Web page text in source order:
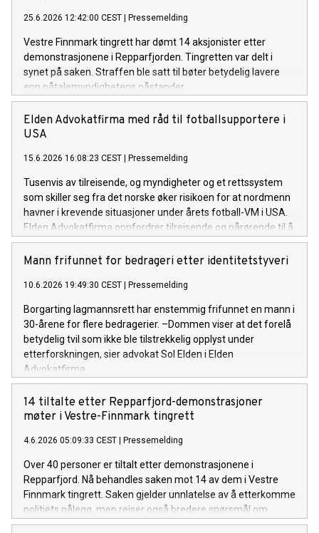
25.6.2026 12:42:00 CEST Pressemelding
Vestre Finnmark tingrett har dømt 14 aksjonister etter
demonstrasjonene i Repparfjorden. Tingretten var delt i
synet på saken. Straffen ble satt til bøter betydelig lavere
enn påtalemyndighetens påstander.
Elden Advokatfirma med råd til fotballsupportere i
USA
15.6.2026 16:08:23 CEST Pressemelding
Tusenvis av tilreisende, og myndigheter og et rettssystem
som skiller seg fra det norske øker risikoen for at nordmenn
havner i krevende situasjoner under årets fotball-VM i USA.
Elden Advokatfirma oppfordrer tilreisende og pårørende til å
søke bistand raskt dersom man får problemer.
Mann frifunnet for bedrageri etter identitetstyveri
10.6.2026 19:49:30 CEST Pressemelding
Borgarting lagmannsrett har enstemmig frifunnet en mann i
30-årene for flere bedragerier. –Dommen viser at det forelå
betydelig tvil som ikke ble tilstrekkelig opplyst under
etterforskningen, sier advokat Sol Elden i Elden
Advokatfirma.
14 tiltalte etter Repparfjord-demonstrasjoner
møter i Vestre-Finnmark tingrett
4.6.2026 05:09:33 CEST Pressemelding
Over 40 personer er tiltalt etter demonstrasjonene i
Repparfjord. Nå behandles saken mot 14 av dem i Vestre
Finnmark tingrett. Saken gjelder unnlatelse av å etterkomme
politiets pålegg, men reiser også bredere spørsmål om
rettsvern for urfolk og natur, sier advokat Olaf Halvorsen